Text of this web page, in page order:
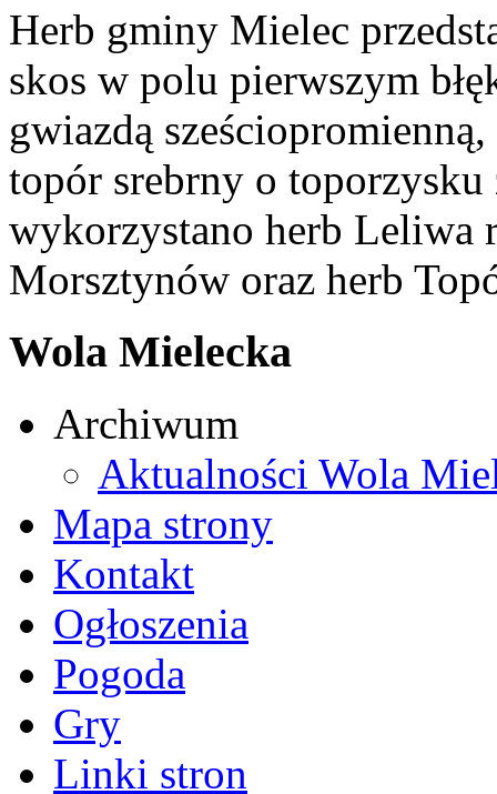
Herb gminy Mielec
skos w polu pierwszym
gwiazdą
topór srebrny o
wykorzystano herb Leliwa
Morsztynów oraz herb
Wola Mielecka
Archiwum
Aktualności Wola
Mapa strony
Kontakt
Ogłoszenia
Pogoda
Gry
Linki stron